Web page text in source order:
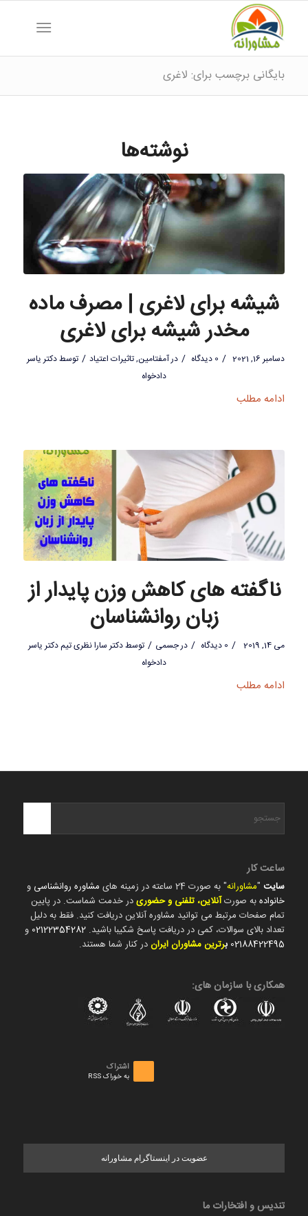
بایگانی برچسب برای: لاغری
نوشته‌ها
شیشه برای لاغری | مصرف ماده
مخدر شیشه برای لاغری
دسامبر 16, 2021 / 0 دیدگاه / درآمفتامین,تاثیرات اعتیاد / توسطدکتر یاسر
دادخواه
ادامه مطلب
ناگفته های کاهش وزن پایدار از
زبان روانشناسان
می 14, 2019 / 0 دیدگاه / درجسمی / توسطدکتر سارا نظری تیم دکتر یاسر
دادخواه
ادامه مطلب
ساعت کار
سایت"مشاورانه" به صورت 24 ساعته در زمینه های مشاوره روانشناسی و
خانوادهبه صورتآنلاین، تلفنی و حضوریدر خدمت شماست. در پایین
تمام صفحات مرتبط می توانید مشاوره آنلاین دریافت کنید. فقط به دلیل
تعداد بالای سوالات، کمی در دریافت پاسخ شکیبا باشید. 02122354282 و
02188422495 برترین مشاوران ایراندر کنار شما هستند.
همکاری با سازمان های:
اشتراک
به خوراک RSS
عضویت در اینستاگرام مشاورانه
تندیس و افتخارات ما